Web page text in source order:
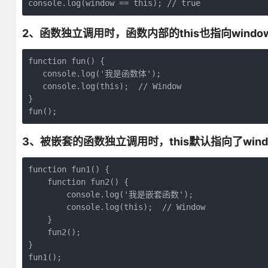
console.log(window == this); // true
2、函数独立调用时，函数内部的this也指向
function fun() {
   console.log('我是函数体');
   console.log(this);  // Window
}
3、被嵌套的函数独立调用时，this默认指向了
function fun1() {
    function fun2() {
        console.log('我是嵌套函数');
        console.log(this);  // Window
    }
    fun2();
}